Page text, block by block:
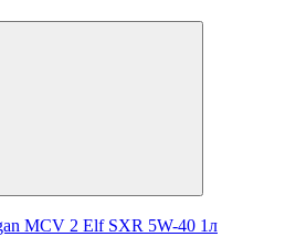
MCV 2 Elf SXR 5W-40 1л